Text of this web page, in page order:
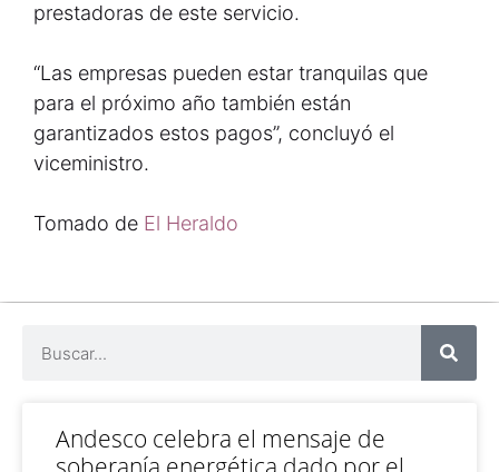
prestadoras de este servicio.
“Las empresas pueden estar tranquilas que
para el próximo año también están
garantizados estos pagos”, concluyó el
viceministro.
Tomado de El Heraldo
Andesco celebra el mensaje de